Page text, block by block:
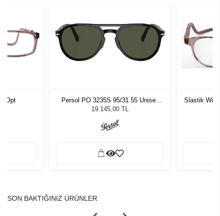
Opt
Persol PO 3235S 95/31 55 Unisex
Güneş Gözlüğü
19.145,00 TL
Slastik
SON BAKTIĞINIZ ÜRÜNLER